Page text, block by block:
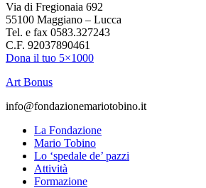
Via di Fregionaia 692
55100 Maggiano – Lucca
Tel. e fax 0583.327243
C.F. 92037890461
Dona il tuo 5×1000
Art Bonus
info@fondazionemariotobino.it
La Fondazione
Mario Tobino
Lo ‘spedale de’ pazzi
Attività
Formazione